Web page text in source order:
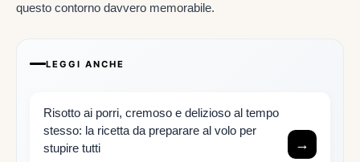
questo contorno davvero memorabile.
LEGGI ANCHE
Risotto ai porri, cremoso e delizioso al tempo
stesso: la ricetta da preparare al volo per
stupire tutti
→